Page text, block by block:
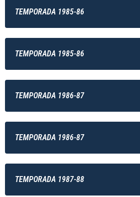
TEMPORADA 1985-86
TEMPORADA 1985-86
TEMPORADA 1986-87
TEMPORADA 1986-87
TEMPORADA 1987-88